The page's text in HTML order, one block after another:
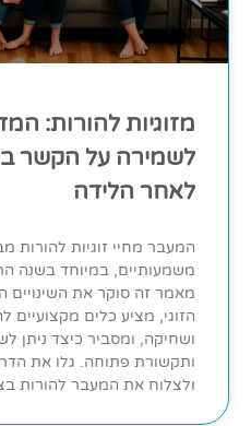
מזוגיות להורות:
לשמירה על הקשר
לאחר הלידה
המעבר מחיי זוגיות להורות
משמעותיים, במיוחד בשנה
מאמר זה סוקר את
הזוגי, מציע כלים מקצועיים
ושחיקה, ומסביר כיצד ניתן
ותקשורת פתוחה. גלו את
ולצלוח את המעבר להורות